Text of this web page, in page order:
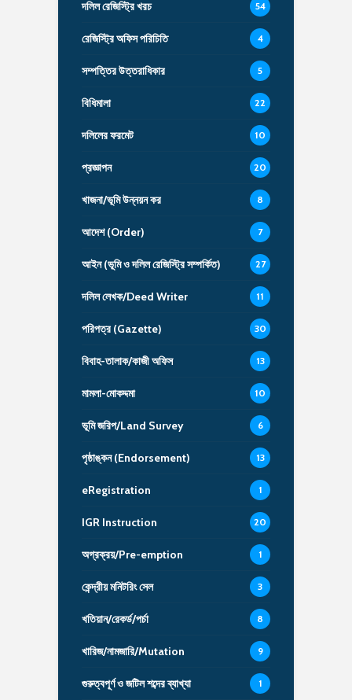
দলিল রেজিস্ট্রি খরচ 54
রেজিস্ট্রি অফিস পরিচিতি 4
সম্পত্তির উত্তরাধিকার 5
বিধিমালা 22
দলিলের ফরমেট 10
প্রজ্ঞাপন 20
খাজনা/ভূমি উন্নয়ন কর 8
আদেশ (Order) 7
আইন (ভূমি ও দলিল রেজিস্ট্রি সম্পর্কিত) 27
দলিল লেখক/Deed Writer 11
পরিপত্র (Gazette) 30
বিবাহ-তালাক/কাজী অফিস 13
মামলা-মোকদ্দমা 10
ভূমি জরিপ/Land Survey 6
পৃষ্ঠাঙ্কন (Endorsement) 13
eRegistration 1
IGR Instruction 20
অগ্রক্রয়/Pre-emption 1
কেন্দ্রীয় মনিটরিং সেল 3
খতিয়ান/রেকর্ড/পর্চা 8
খারিজ/নামজারি/Mutation 9
গুরুত্বপূর্ণ ও জটিল শব্দের ব্যাখ্যা 1